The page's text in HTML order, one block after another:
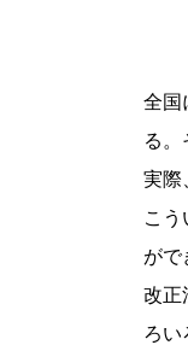
全国
る。
実際
こう
がで
改正
ろい